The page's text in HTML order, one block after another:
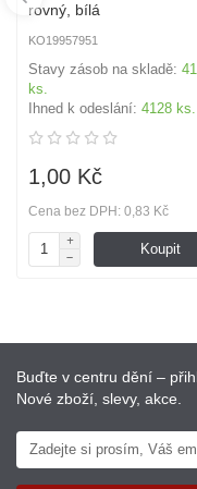
rovný, bílá
KO19957951
Stavy zásob na skladě:
ks.
Ihned k odeslání: 4128 ks.
1,00 Kč
Cena bez DPH: 0,83 Kč
Koupit
Buďte v centru dění –
Nové zboží, slevy, akce.